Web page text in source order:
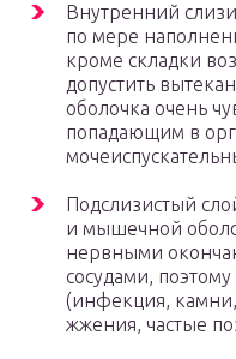
Внутренний
по мере
кроме складки
допустить
оболочка очень
попадающим в
Подслизистый
и мышечной
нервными
сосудами,
(инфекция,
жжения, частые